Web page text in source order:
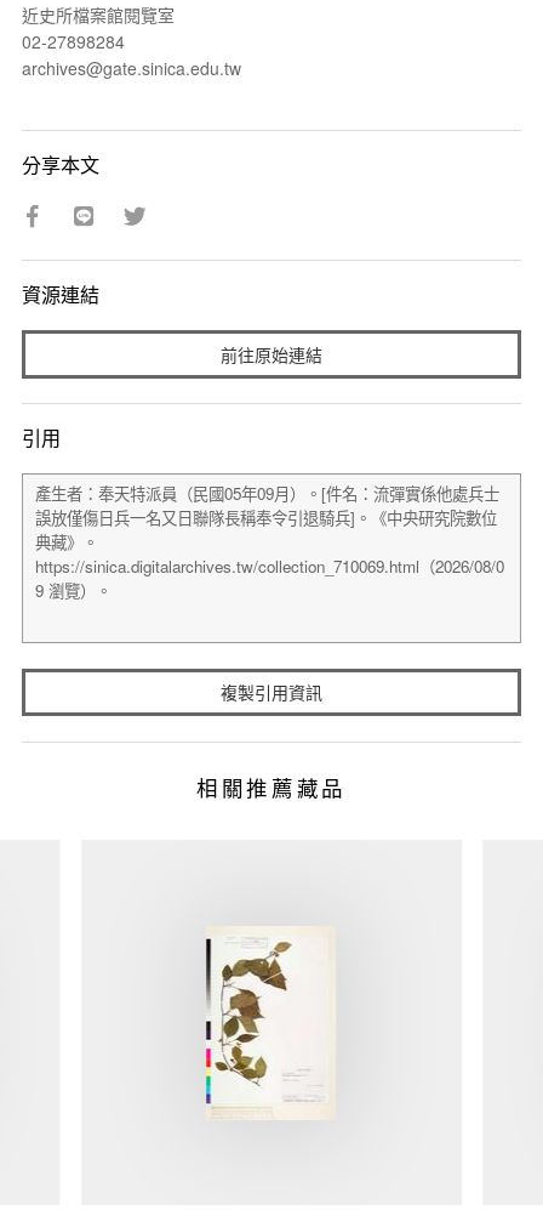
近史所檔案館閱覽室
02-27898284
archives@gate.sinica.edu.tw
分享本文
資源連結
前往原始連結
引用
複製引用資訊
相關推薦藏品